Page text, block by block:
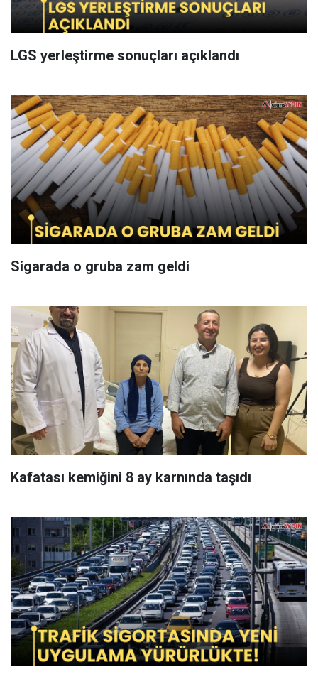
LGS yerleştirme sonuçları açıklandı
Sigarada o gruba zam geldi
Kafatası kemiğini 8 ay karnında taşıdı